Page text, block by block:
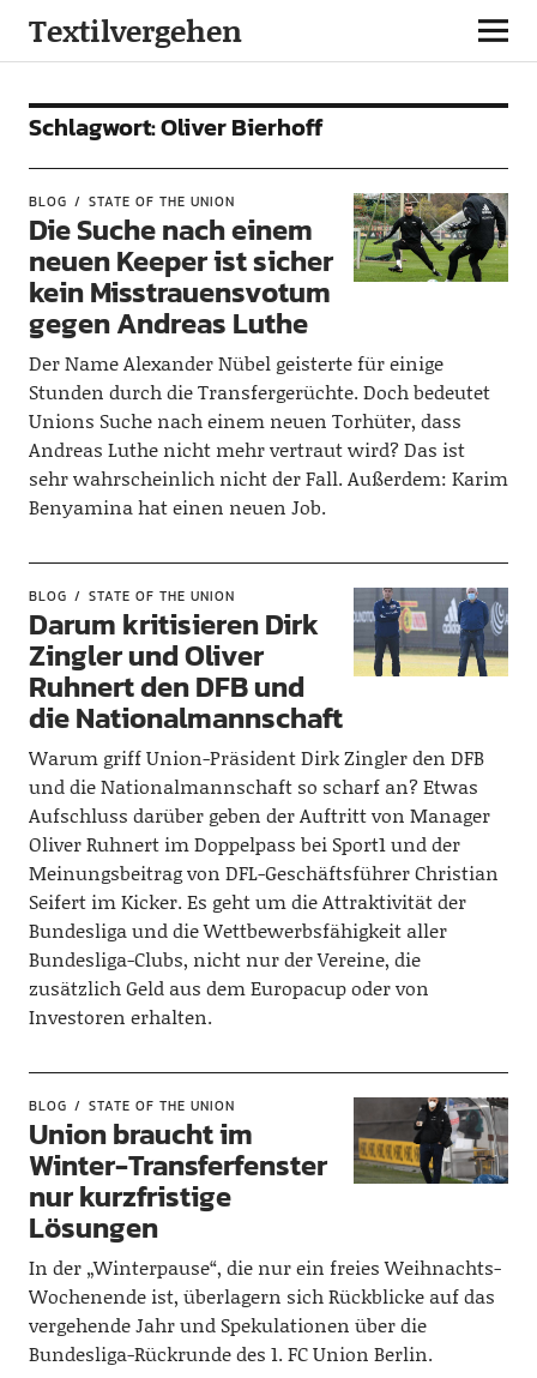
Textilvergehen
Schlagwort:Oliver Bierhoff
BLOG STATE OF THE UNION
Die Suche nach einem
neuen Keeper ist sicher
kein Misstrauensvotum
gegen Andreas Luthe
Der Name Alexander Nübel geisterte für einige
Stunden durch die Transfergerüchte. Doch bedeutet
Unions Suche nach einem neuen Torhüter, dass
Andreas Luthe nicht mehr vertraut wird? Das ist
sehr wahrscheinlich nicht der Fall. Außerdem: Karim
Benyamina hat einen neuen Job.
BLOG STATE OF THE UNION
Darum kritisieren Dirk
Zingler und Oliver
Ruhnert den DFB und
die Nationalmannschaft
Warum griff Union-Präsident Dirk Zingler den DFB
und die Nationalmannschaft so scharf an? Etwas
Aufschluss darüber geben der Auftritt von Manager
Oliver Ruhnert im Doppelpass bei Sport1 und der
Meinungsbeitrag von DFL-Geschäftsführer Christian
Seifert im Kicker. Es geht um die Attraktivität der
Bundesliga und die Wettbewerbsfähigkeit aller
Bundesliga-Clubs, nicht nur der Vereine, die
zusätzlich Geld aus dem Europacup oder von
Investoren erhalten.
BLOG STATE OF THE UNION
Union braucht im
Winter-Transferfenster
nur kurzfristige
Lösungen
In der „Winterpause“, die nur ein freies Weihnachts-
Wochenende ist, überlagern sich Rückblicke auf das
vergehende Jahr und Spekulationen über die
Bundesliga-Rückrunde des 1. FC Union Berlin.